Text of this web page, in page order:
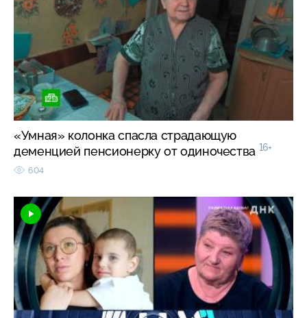
«Умная» колонка спасла страдающую
деменцией пенсионерку от одиночества 16+
604